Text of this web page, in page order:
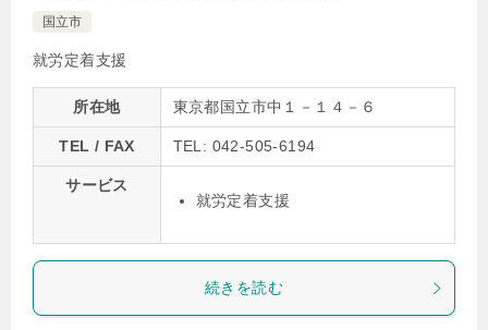
国立市
就労定着支援
所在地 東京都国立市中１－１４－６
TEL / FAX TEL: 042-505-6194
サービス
就労定着支援
続きを読む